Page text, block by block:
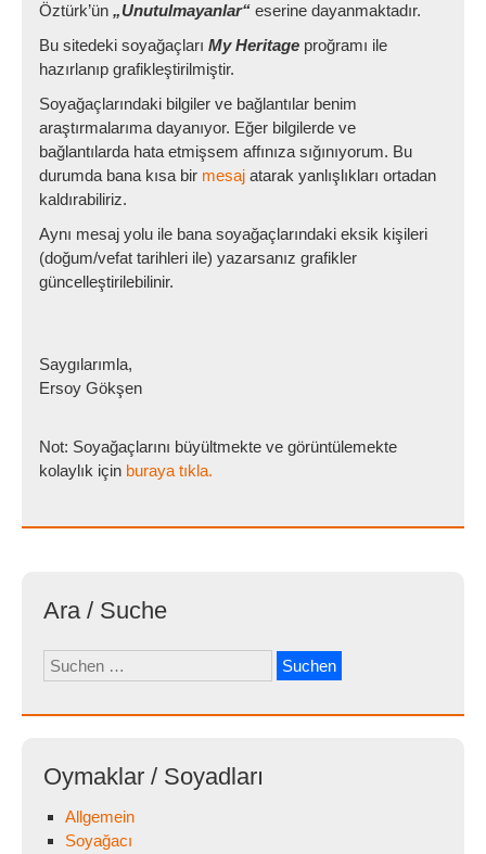
Öztürk’ün„Unutulmayanlar“ eserine dayanmaktadır.
Bu sitedeki soyağaçlarıMy Heritage proğramı ile
hazırlanıp grafikleştirilmiştir.
Soyağaçlarındaki bilgiler ve bağlantılar benim
araştırmalarıma dayanıyor. Eğer bilgilerde ve
bağlantılarda hata etmişsem affınıza sığınıyorum. Bu
durumda bana kısa bir mesaj atarak yanlışlıkları ortadan
kaldırabiliriz.
Aynı mesaj yolu ile bana soyağaçlarındaki eksik kişileri
(doğum/vefat tarihleri ile) yazarsanız grafikler
güncelleştirilebilinir.
Saygılarımla,
Ersoy Gökşen
Not: Soyağaçlarını büyültmekte ve görüntülemekte
kolaylık için buraya tıkla.
Ara / Suche
Suchen
nach:
Oymaklar / Soyadları
Allgemein
Soyağacı